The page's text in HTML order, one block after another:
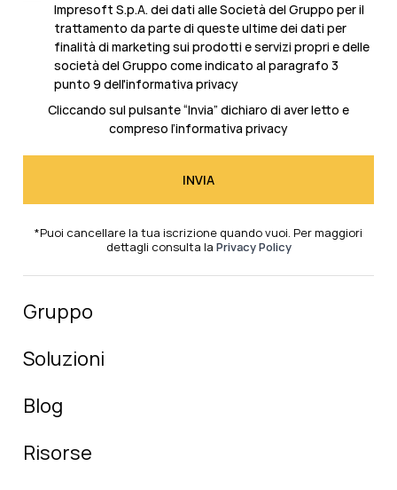
Impresoft S.p.A. dei dati alle Società del Gruppo per il
trattamento da parte di queste ultime dei dati per
finalità di marketing sui prodotti e servizi propri e delle
società del Gruppo come indicato al paragrafo 3
punto 9 dell'informativa privacy
Cliccando sul pulsante “Invia” dichiaro di aver letto e
compreso l’informativa privacy
*Puoi cancellare la tua iscrizione quando vuoi. Per maggiori
dettagli consulta la Privacy Policy
Gruppo
Soluzioni
Blog
Risorse